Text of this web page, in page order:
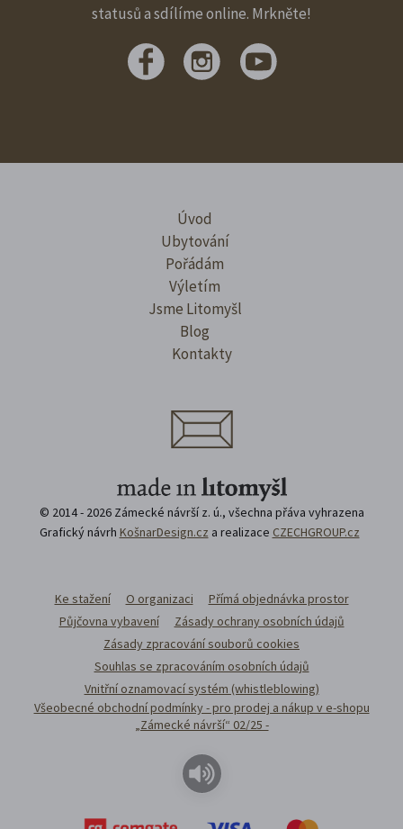
statusů a sdílíme online. Mrkněte!
Úvod
Ubytování
Pořádám
Výletím
Jsme Litomyšl
Blog
Kontakty
© 2014 - 2026 Zámecké návrší z. ú., všechna přáva vyhrazena
Grafický návrh KošnarDesign.cz a realizace CZECHGROUP.cz
Ke stažení O organizaci
Přímá objednávka prostor
Půjčovna vybavení
Zásady ochrany osobních údajů
Zásady zpracování souborů cookies
Souhlas se zpracováním osobních údajů
Vnitřní oznamovací systém (whistleblowing)
Všeobecné obchodní podmínky - pro prodej a nákup v e-shopu
„Zámecké návrší“ 02/25 -